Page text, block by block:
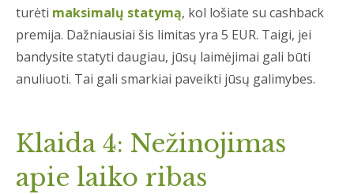
turėti maksimalų statymą, kol lošiate su cashback
premija. Dažniausiai šis limitas yra 5 EUR. Taigi, jei
bandysite statyti daugiau, jūsų laimėjimai gali būti
anuliuoti. Tai gali smarkiai paveikti jūsų galimybes.
Klaida 4: Nežinojimas
apie laiko ribas